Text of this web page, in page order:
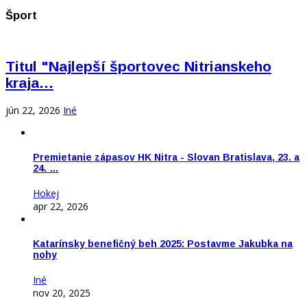
Šport
Titul "Najlepší športovec Nitrianskeho
kraja…
jún 22, 2026 Iné
Premietanie zápasov HK Nitra - Slovan Bratislava, 23. a
24. …
Hokej
apr 22, 2026
Katarínsky benefičný beh 2025: Postavme Jakubka na
nohy
Iné
nov 20, 2025